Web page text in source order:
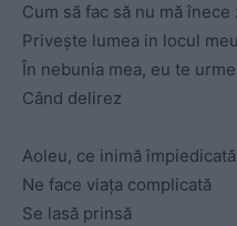
Cum să fac să nu mă
Privește lumea in locul
În nebunia mea, eu te
Când delirez
Aoleu, ce inimă împiedicată
Ne face viața complicată
Se lasă prinsă